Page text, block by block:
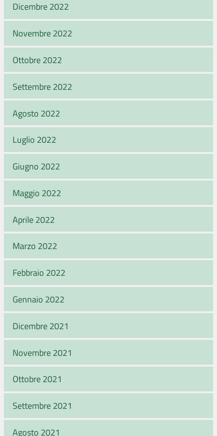
Dicembre 2022
Novembre 2022
Ottobre 2022
Settembre 2022
Agosto 2022
Luglio 2022
Giugno 2022
Maggio 2022
Aprile 2022
Marzo 2022
Febbraio 2022
Gennaio 2022
Dicembre 2021
Novembre 2021
Ottobre 2021
Settembre 2021
Agosto 2021